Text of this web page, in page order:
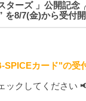
スターズ 」公開記
8/7(金)から受付開
SPICEカード"の受
ックしてください